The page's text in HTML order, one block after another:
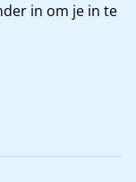
in om je in te